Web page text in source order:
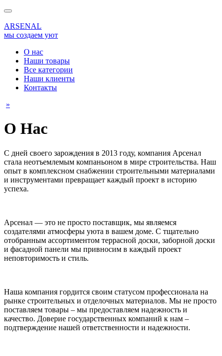
ARSENAL
мы создаем уют
О нас
Наши товары
Все категории
Наши клиенты
Контакты
»
О Нас
С дней своего зарождения в 2013 году, компания Арсенал
стала неотъемлемым компаньоном в мире строительства. Наш
опыт в комплексном снабжении строительными материалами
и инструментами превращает каждый проект в историю
успеха.
Арсенал — это не просто поставщик, мы являемся
создателями атмосферы уюта в вашем доме. С тщательно
отобранным ассортиментом террасной доски, заборной доски
и фасадной панели мы привносим в каждый проект
неповторимость и стиль.
Наша компания гордится своим статусом профессионала на
рынке строительных и отделочных материалов. Мы не просто
поставляем товары – мы предоставляем надежность и
качество. Доверие государственных компаний к нам –
подтверждение нашей ответственности и надежности.